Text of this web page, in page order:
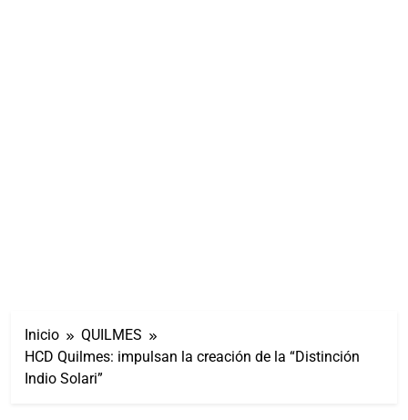
Inicio
QUILMES
HCD Quilmes: impulsan la creación de la “Distinción
Indio Solari”